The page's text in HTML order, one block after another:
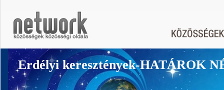
Erdélyi keresztények-HATÁROK